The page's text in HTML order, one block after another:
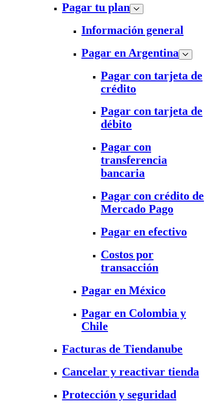
Pagar tu plan
Información general
Pagar en Argentina
Pagar con tarjeta de
crédito
Pagar con tarjeta de
débito
Pagar con
transferencia
bancaria
Pagar con crédito de
Mercado Pago
Pagar en efectivo
Costos por
transacción
Pagar en México
Pagar en Colombia y
Chile
Facturas de Tiendanube
Cancelar y reactivar tienda
Protección y seguridad